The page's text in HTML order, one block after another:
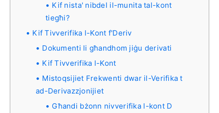
Kif nista' nibdel il-munita tal-kont
tiegħi?
Kif Tivverifika l-Kont f'Deriv
Dokumenti li għandhom jiġu derivati
Kif Tivverifika l-Kont
Mistoqsijiet Frekwenti dwar il-Verifika t
ad-Derivazzjonijiet
Għandi bżonn nivverifika l-kont D